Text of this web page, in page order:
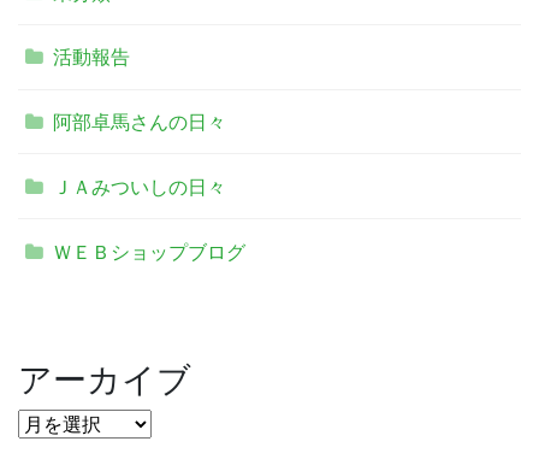
活動報告
阿部卓馬さんの日々
ＪＡみついしの日々
ＷＥＢショップブログ
アーカイブ
ア